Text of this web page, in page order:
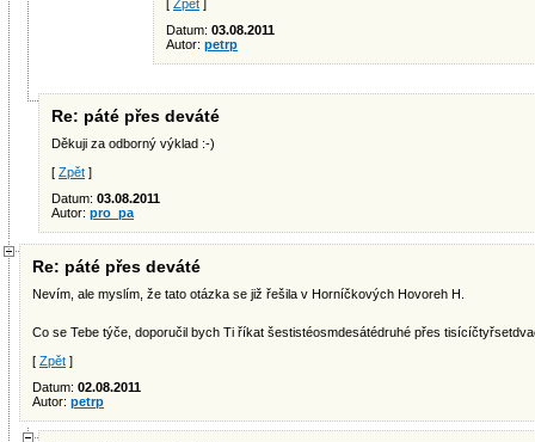
Zpět
Datum: 03.08.2011
Autor: petrp
Re: páté přes deváté
Děkuji za odborný výklad :-)
[ Zpět ]
Datum: 03.08.2011
Autor: pro_pa
Re: páté přes deváté
Nevím, ale myslím, že tato otázka se již řešila v Horníčkových Hovoreh H.
Co se Tebe týče, doporučil bych Ti říkat šestistéosmdesátédruhé přes
[ Zpět ]
Datum: 02.08.2011
Autor: petrp